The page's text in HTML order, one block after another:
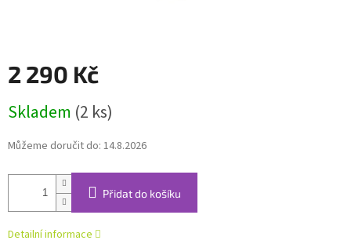
2 290 Kč
cena:
Skladem (2 ks)
Můžeme doručit do: 14.8.2026
Přidat do košíku
Detailní informace